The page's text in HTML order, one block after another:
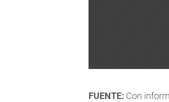
FUENTE: Con